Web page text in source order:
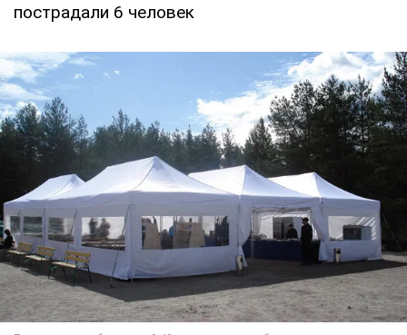
пострадали 6 человек